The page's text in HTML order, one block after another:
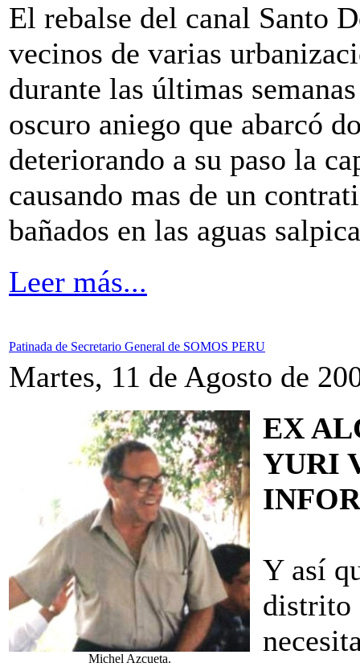
El rebalse del canal Santo
vecinos de varias
durante las últimas
oscuro aniego que abarcó
deteriorando a su paso la
causando mas de un
bañados en las aguas
Leer más...
Patinada de Secretario General de SOMOS PERU
Martes, 11 de Agosto de
Michel Azcueta.
EX
YURI
Y así
distrito